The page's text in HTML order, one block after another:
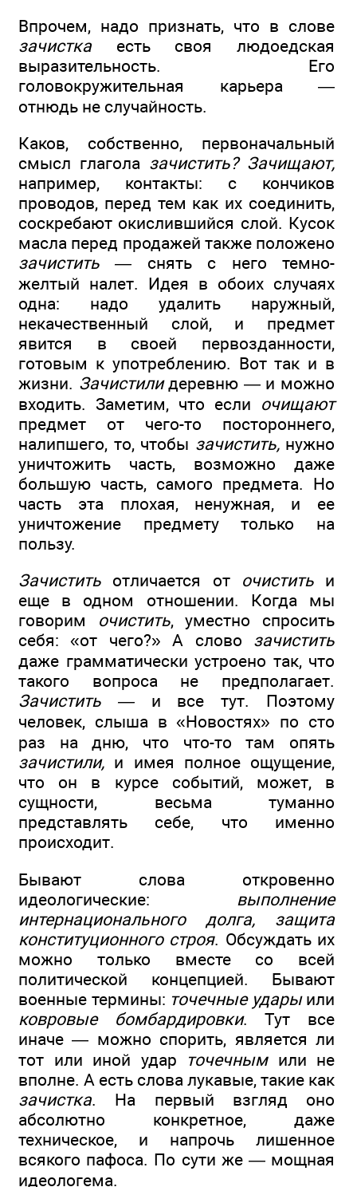
Впрочем, надо признать, что в слове
зачистка есть своя людоедская
выразительность. Его
головокружительная карьера —
отнюдь не случайность.
Каков, собственно, первоначальный
смысл глагола зачистить? Зачищают,
например, контакты: с кончиков
проводов, перед тем как их соединить,
соскребают окислившийся слой. Кусок
масла перед продажей также положено
зачистить — снять с него темно-
желтый налет. Идея в обоих случаях
одна: надо удалить наружный,
некачественный слой, и предмет
явится в своей первозданности,
готовым к употреблению. Вот так и в
жизни. Зачистилидеревню — и можно
входить. Заметим, что если очищают
предмет от чего-то постороннего,
налипшего, то, чтобы зачистить,нужно
уничтожить часть, возможно даже
большую часть, самого предмета. Но
часть эта плохая, ненужная, и ее
уничтожение предмету только на
пользу.
Зачистить отличается от очиститьи
еще в одном отношении. Когда мы
говорим очистить, уместно спросить
себя: «от чего?» А слово зачистить
даже грамматически устроено так, что
такого вопроса не предполагает.
Зачистить — и все тут. Поэтому
человек, слыша в «Новостях» по сто
раз на дню, что что-то там опять
зачистили, и имея полное ощущение,
что он в курсе событий, может, в
сущности, весьма туманно
представлять себе, что именно
происходит.
Бывают слова откровенно
идеологические: выполнение
интернационального долга, защита
конституционного строя. Обсуждать их
можно только вместе со всей
политической концепцией. Бывают
военные термины: точечные ударыили
ковровые бомбардировки. Тут все
иначе — можно спорить, является ли
тот или иной удар
точечнымили не
вполне. А есть слова лукавые, такие как
зачистка. На первый взгляд оно
абсолютно конкретное, даже
техническое, и напрочь лишенное
всякого пафоса. По сути же — мощная
идеологема.